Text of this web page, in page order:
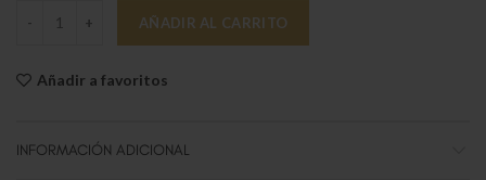
NewMoon Ensaladera redonda S cantidad
AÑADIR AL CARRITO
Añadir a favoritos
INFORMACIÓN ADICIONAL